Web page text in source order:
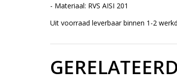
- Materiaal: RVS AISI 201
Uit voorraad leverbaar binnen 1-2